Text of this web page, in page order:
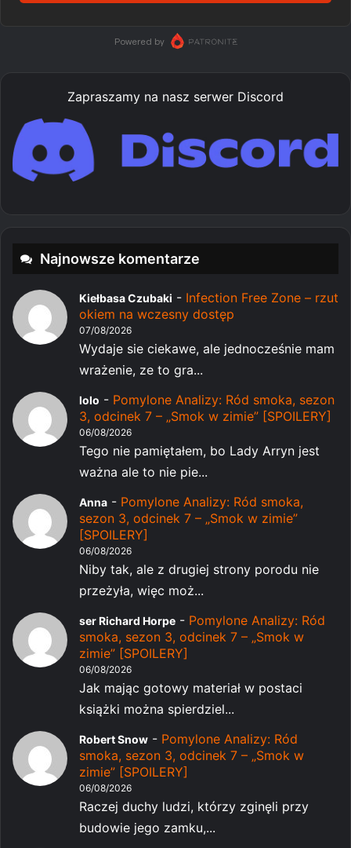
Zapraszamy na nasz serwer Discord
Najnowsze komentarze
Kiełbasa Czubaki - Infection Free Zone – rzut
okiem na wczesny dostęp
07/08/2026
Wydaje sie ciekawe, ale jednocześnie mam
wrażenie, ze to gra...
lolo - Pomylone Analizy: Ród smoka, sezon
3, odcinek 7 – „Smok w zimie” [SPOILERY]
06/08/2026
Tego nie pamiętałem, bo Lady Arryn jest
ważna ale to nie pie...
Anna - Pomylone Analizy: Ród smoka,
sezon 3, odcinek 7 – „Smok w zimie”
[SPOILERY]
06/08/2026
Niby tak, ale z drugiej strony porodu nie
przeżyła, więc moż...
ser Richard Horpe - Pomylone Analizy: Ród
smoka, sezon 3, odcinek 7 – „Smok w
zimie” [SPOILERY]
06/08/2026
Jak mając gotowy materiał w postaci
książki można spierdziel...
Robert Snow - Pomylone Analizy: Ród
smoka, sezon 3, odcinek 7 – „Smok w
zimie” [SPOILERY]
06/08/2026
Raczej duchy ludzi, którzy zginęli przy
budowie jego zamku,...